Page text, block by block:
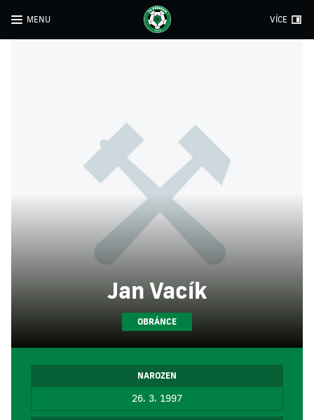
MENU VÍCE
Jan Vacík
OBRÁNCE
NAROZEN
26. 3. 1997